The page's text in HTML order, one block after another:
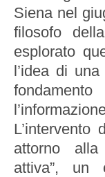
Siena nel
filosofo
esplorato
l’idea di
attorno alla
attiva”, un